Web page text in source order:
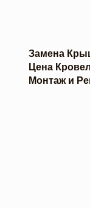
Замена
Цена
Монтаж и